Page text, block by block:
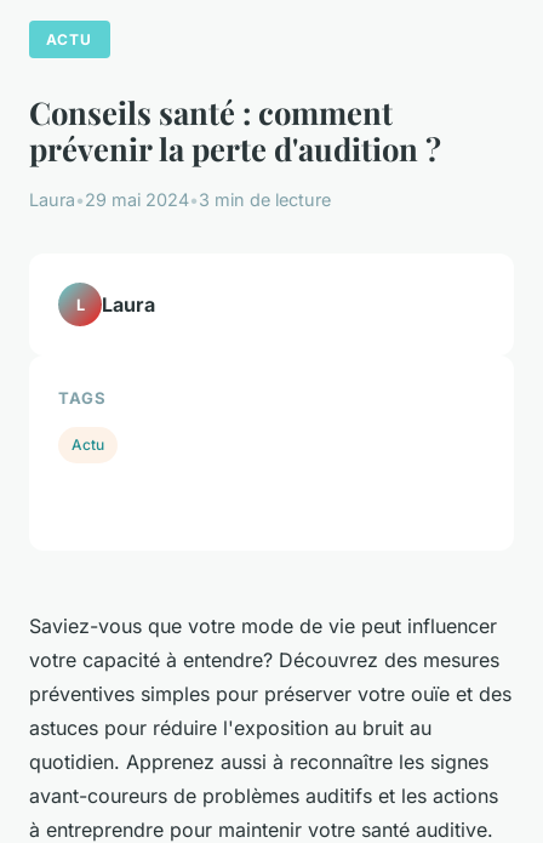
ACTU
Conseils santé : comment
prévenir la perte d'audition ?
Laura•29 mai 2024•3 min de lecture
Saviez-vous que votre mode de vie peut influencer
votre capacité à entendre? Découvrez des mesures
préventives simples pour préserver votre ouïe et des
astuces pour réduire l'exposition au bruit au
quotidien. Apprenez aussi à reconnaître les signes
avant-coureurs de problèmes auditifs et les actions
à entreprendre pour maintenir votre santé auditive.
L Laura
TAGS
Actu